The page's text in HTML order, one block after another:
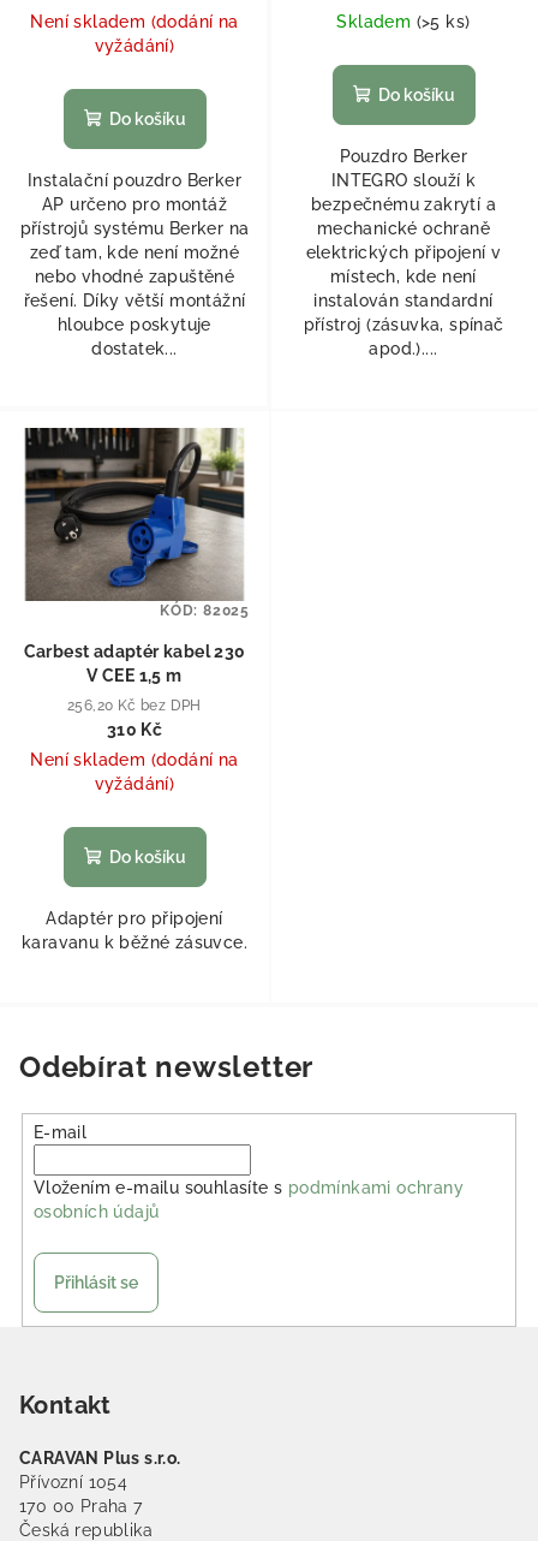
Není skladem (dodání na
vyžádání)
Do košíku
Instalační pouzdro Berker
AP určeno pro montáž
přístrojů systému Berker na
zeď tam, kde není možné
nebo vhodné zapuštěné
řešení. Díky větší montážní
hloubce poskytuje
dostatek...
Skladem (>5 ks)
Do košíku
Pouzdro Berker
INTEGRO slouží k
bezpečnému zakrytí a
mechanické ochraně
elektrických připojení v
místech, kde není
instalován standardní
přístroj (zásuvka, spínač
apod.)....
Carbest adaptér kabel 230
V CEE 1,5 m
256,20 Kč bez DPH
310 Kč
Není skladem (dodání na
vyžádání)
Do košíku
Adaptér pro připojení
karavanu k běžné zásuvce.
KÓD: 82025
Odebírat newsletter
E-mail
Vložením e-mailu souhlasíte s podmínkami ochrany
osobních údajů
Přihlásit se
Kontakt
CARAVAN Plus s.r.o.
Přívozní 1054
170 00 Praha 7
Česká republika